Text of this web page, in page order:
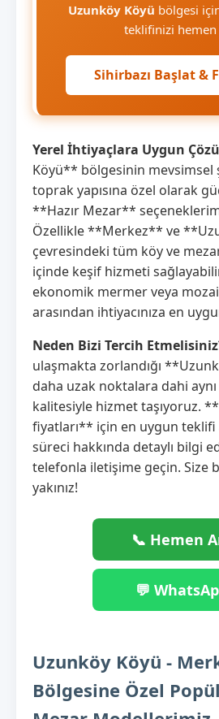
Uzunköy Köyü bölgesi
teklifinizi hemen
Sihirbazı Başlat &
Yerel İhtiyaçlara Uygun
Köyü** bölgesinin mevsimsel
toprak yapısına özel olarak
**Hazır Mezar**
Özellikle **Merkez** ve
çevresindeki tüm köy ve
içinde keşif hizmeti
ekonomik mermer veya
arasından ihtiyacınıza en
Neden Bizi Tercih
ulaşmakta zorlandığı
daha uzak noktalara dahi
kalitesiyle hizmet taşıyoruz.
fiyatları** için en uygun
süreci hakkında detaylı bilgi
telefonla iletişime geçin. Size
yakınız!
📞 Hemen
💬
Uzunköy Köyü -
Bölgesine Özel